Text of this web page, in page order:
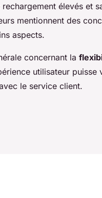
élevés et
mentionnent des
aspects.
concernant la
utilisateur puisse
le service client.